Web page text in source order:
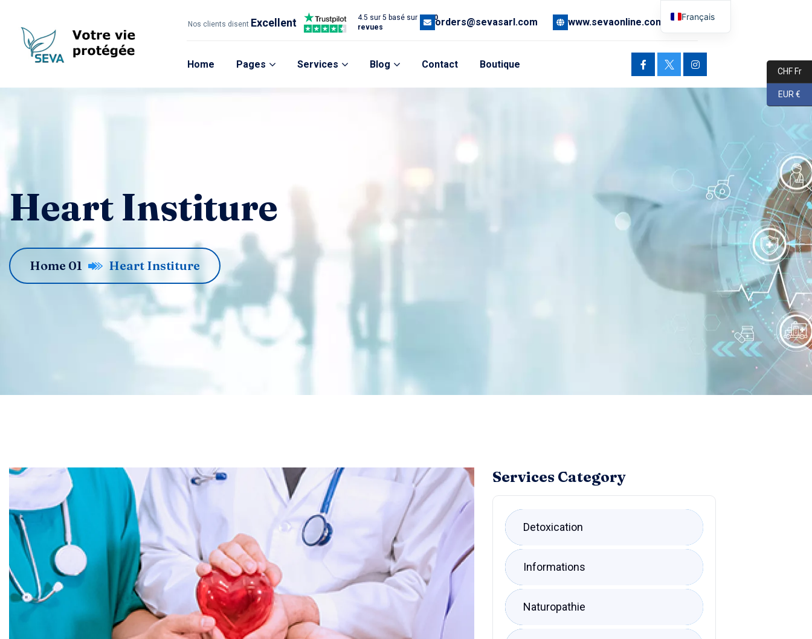
Nos clients disent Excellent 4.5 sur 5 basé sur
1,200
revues
orders@sevasarl.com www.sevaonline.com
Home Pages Services Blog Contact Boutique
Heart Institure
Home 01 Heart Institure
Services Category
Detoxication
Informations
Naturopathie
CHF Fr
EUR €
Français